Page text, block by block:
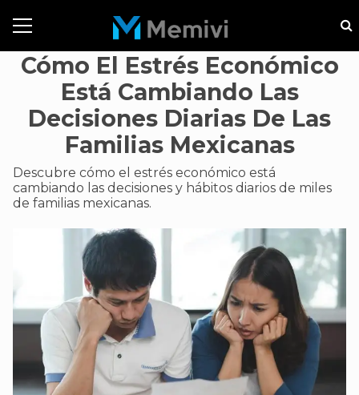
Cómo El Estrés Económico
Está Cambiando Las
Decisiones Diarias De Las
Familias Mexicanas
Descubre cómo el estrés económico está
cambiando las decisiones y hábitos diarios de miles
de familias mexicanas.